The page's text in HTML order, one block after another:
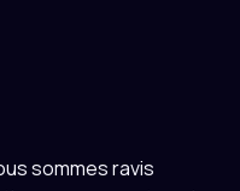
sommes ravis